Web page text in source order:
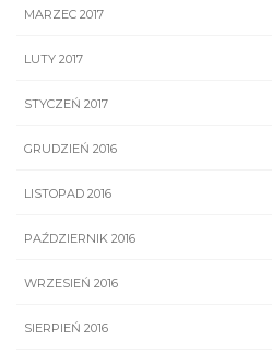
MARZEC 2017
LUTY 2017
STYCZEŃ 2017
GRUDZIEŃ 2016
LISTOPAD 2016
PAŹDZIERNIK 2016
WRZESIEŃ 2016
SIERPIEŃ 2016